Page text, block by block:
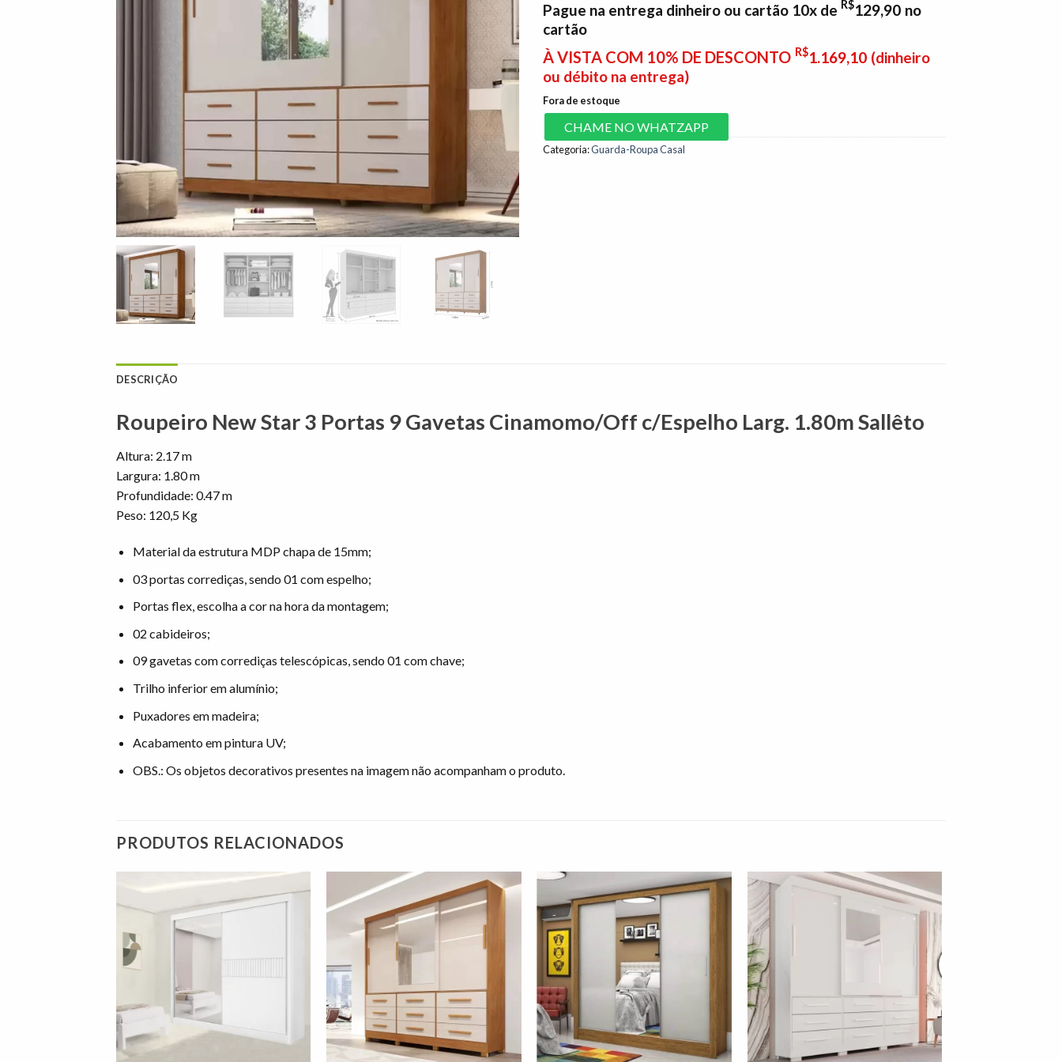
Pague na entrega dinheiro ou cartão 10x de R$129,90 no
cartão
À VISTA COM 10% DE DESCONTO R$1.169,10 (dinheiro
ou débito na entrega)
Fora de estoque
CHAME NO WHATZAPP
Categoria:Guarda-Roupa Casal
DESCRIÇÃO
Roupeiro New Star 3 Portas 9 Gavetas Cinamomo/Off c/Espelho Larg. 1.80m Sallêto
Altura: 2.17 m
Largura: 1.80 m
Profundidade: 0.47 m
Peso: 120,5 Kg
Material da estrutura MDP chapa de 15mm;
03 portas corrediças, sendo 01 com espelho;
Portas flex, escolha a cor na hora da montagem;
02 cabideiros;
09 gavetas com corrediças telescópicas, sendo 01 com chave;
Trilho inferior em alumínio;
Puxadores em madeira;
Acabamento em pintura UV;
OBS.: Os objetos decorativos presentes na imagem não acompanham o produto.
PRODUTOS RELACIONADOS
à lista de
à lista de
desejos"